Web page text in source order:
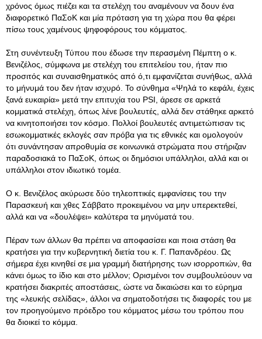
χρόνος όμως πιέζει και τα στελέχη του αναμένουν να δουν ένα
διαφορετικό ΠαΣοΚ και μία πρόταση για τη χώρα που θα φέρει
πίσω τους χαμένους ψηφοφόρους του κόμματος.
Στη συνέντευξη Τύπου που έδωσε την περασμένη Πέμπτη ο κ.
Βενιζέλος, σύμφωνα με στελέχη του επιτελείου του, ήταν πιο
προσιτός και συναισθηματικός από ό,τι εμφανίζεται συνήθως, αλλά
το μήνυμά του δεν ήταν ισχυρό. Το σύνθημα «Ψηλά το κεφάλι, έχεις
ξανά ευκαιρία» μετά την επιτυχία του PSI, άρεσε σε αρκετά
κομματικά στελέχη, όπως λένε βουλευτές, αλλά δεν στάθηκε αρκετό
να κινητοποιήσει τον κόσμο. Πολλοί βουλευτές αντιμετώπισαν τις
εσωκομματικές εκλογές σαν πρόβα για τις εθνικές και ομολογούν
ότι συνάντησαν απροθυμία σε κοινωνικά στρώματα που στήριζαν
παραδοσιακά το ΠαΣοΚ, όπως οι δημόσιοι υπάλληλοι, αλλά και οι
υπάλληλοι στον ιδιωτικό τομέα.
Ο κ. Βενιζέλος ακύρωσε δύο τηλεοπτικές εμφανίσεις του την
Παρασκευή και χθες Σάββατο προκειμένου να μην υπερεκτεθεί,
αλλά και να «δουλέψει» καλύτερα τα μηνύματά του.
Πέραν των άλλων θα πρέπει να αποφασίσει και ποια στάση θα
κρατήσει για την κυβερνητική διετία του κ. Γ. Παπανδρέου. Ως
σήμερα έχει κινηθεί σε μια γραμμή διατήρησης των ισορροπιών, θα
κάνει όμως το ίδιο και στο μέλλον; Ορισμένοι τον συμβουλεύουν να
κρατήσει διακριτές αποστάσεις, ώστε να δικαιώσει και το εύρημα
της «λευκής σελίδας», άλλοι να σηματοδοτήσει τις διαφορές του με
τον προηγούμενο πρόεδρο του κόμματος μέσω του τρόπου που
θα διοικεί το κόμμα.